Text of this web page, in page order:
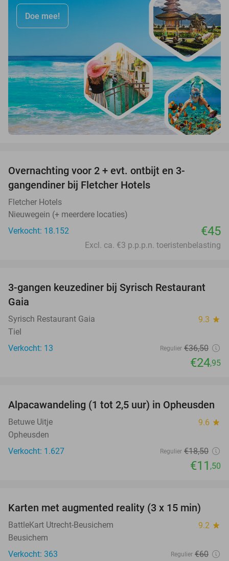
Doe mee!
Overnachting voor 2 + evt. ontbijt en 3-
gangendiner bij Fletcher Hotels
Fletcher Hotels
Nieuwegein (+ meerdere locaties)
Verkocht: 18.152
€45
Excl. ca. €3 p.p.p.n. toeristenbelasting
32%
3-gangen keuzediner bij Syrisch Restaurant
Gaia
Syrisch Restaurant Gaia 9.3 star
Tiel
Verkocht: 13
Regulier €36,50
€24,95
38%
Alpacawandeling (1 tot 2,5 uur) in Opheusden
Betuwe Uitje 9.6 star
Opheusden
Verkocht: 1.627
Regulier €18,50
€11 ,50
35%
Karten met augmented reality (3 x 15 min)
BattleKart Utrecht-Beusichem 9.2 star
Beusichem
Verkocht: 363
Regulier €60